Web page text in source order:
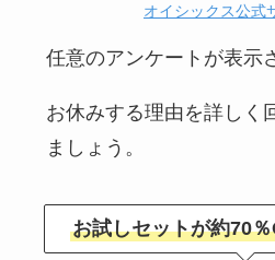
オイシックス公式
任意のアンケートが表示
お休みする理由を詳しく
ましょう。
お試しセットが約70